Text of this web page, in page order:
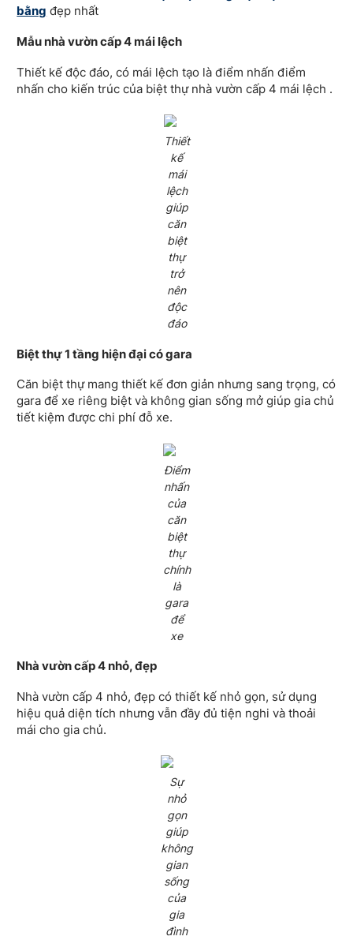
bằng đẹp nhất
Mẫu nhà vườn cấp 4 mái lệch
Thiết kế độc đáo, có mái lệch tạo là điểm nhấn điểm
nhấn cho kiến trúc của biệt thự nhà vườn cấp 4 mái lệch .
Thiết
kế
mái
lệch
giúp
căn
biệt
thự
trở
nên
độc
đáo
Biệt thự 1 tầng hiện đại có gara
Căn biệt thự mang thiết kế đơn giản nhưng sang trọng, có
gara để xe riêng biệt và không gian sống mở giúp gia chủ
tiết kiệm được chi phí đỗ xe.
Điểm
nhấn
của
căn
biệt
thự
chính
là
gara
để
xe
Nhà vườn cấp 4 nhỏ, đẹp
Nhà vườn cấp 4 nhỏ, đẹp có thiết kế nhỏ gọn, sử dụng
hiệu quả diện tích nhưng vẫn đầy đủ tiện nghi và thoải
mái cho gia chủ.
Sự
nhỏ
gọn
giúp
không
gian
sống
của
gia
đình